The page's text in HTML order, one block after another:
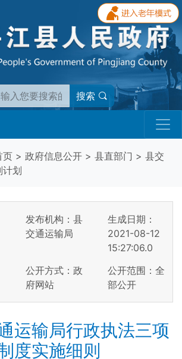
搜索
页 > 政府信息公开 > 县直部门 > 县交
计划
发布机构：县
交通运输局
生成日期：
2021-08-12
15:27:06.0
公开方式：政
府网站
公开范围：全
部公开
运输局行政执法三项
度实施细则